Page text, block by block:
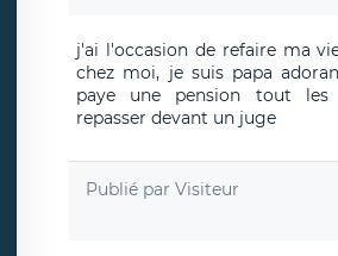
j'ai l'occasion de refaire ma
chez moi, je suis papa
paye une pension tout les
repasser devant un juge
Publié par Visiteur